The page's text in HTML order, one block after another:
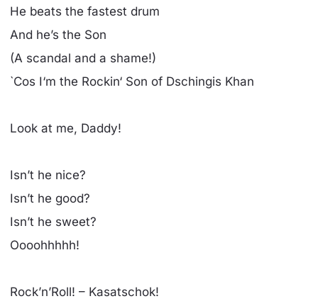
He beats the fastest drum
And he’s the Son
(A scandal and a shame!)
`Cos I‘m the Rockin‘ Son of Dschingis Khan
Look at me, Daddy!
Isn’t he nice?
Isn’t he good?
Isn’t he sweet?
Oooohhhhh!
Rock’n’Roll! – Kasatschok!